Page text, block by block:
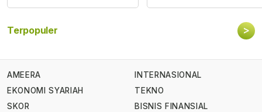
Terpopuler >
AMEERA
EKONOMI SYARIAH
SKOR
INTERNASIONAL
TEKNO
BISNIS FINANSIAL